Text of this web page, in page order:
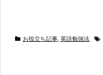
お役立ち記事, 英語勉強法